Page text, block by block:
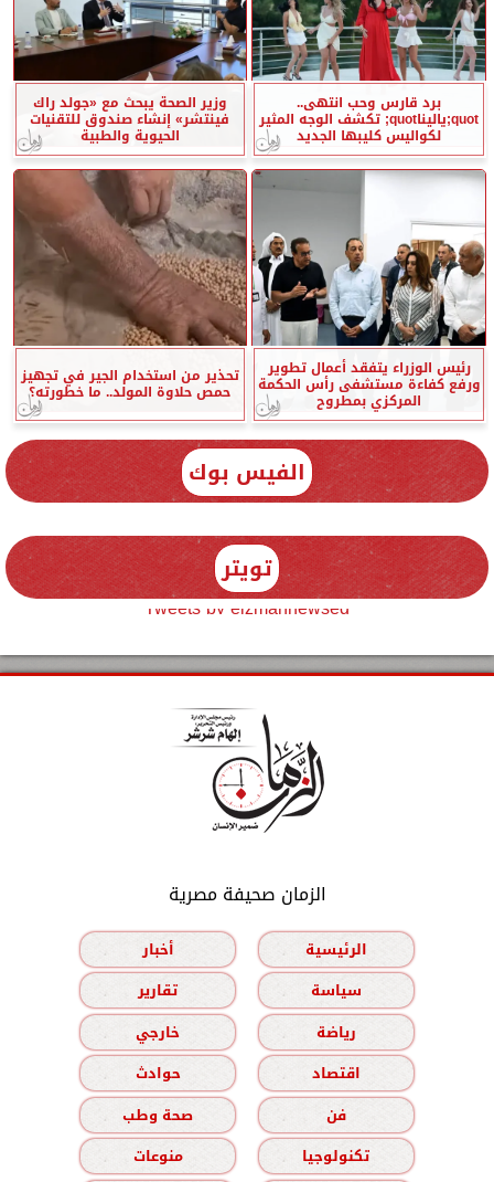
برد قارس وحب انتهى..
quot;ياليناquot; تكشف الوجه المثير
لكواليس كليبها الجديد
وزير الصحة يبحث مع «جولد راك
فينتشر» إنشاء صندوق للتقنيات
الحيوية والطبية
رئيس الوزراء يتفقد أعمال تطوير
ورفع كفاءة مستشفى رأس الحكمة
المركزي بمطروح
تحذير من استخدام الجير في تجهيز
حمص حلاوة المولد.. ما خطورته؟
الفيس بوك
تويتر
Tweets by elzmannewseg
الزمان صحيفة مصرية
الرئيسية
أخبار
سياسة
تقارير
رياضة
خارجي
اقتصاد
حوادث
فن
صحة وطب
تكنولوجيا
منوعات